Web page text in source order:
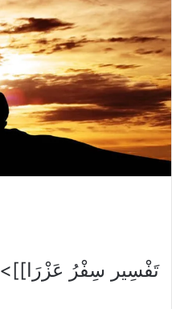
تَفْسِير سِفْرُ عَزْرَا]]>